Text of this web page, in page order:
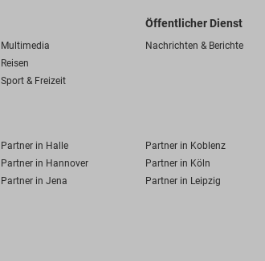
Multimedia
Reisen
Sport & Freizeit
Öffentlicher Dienst
Nachrichten & Berichte
Partner in Halle Partner in Koblenz
Partner in Hannover Partner in Köln
Partner in Jena Partner in Leipzig